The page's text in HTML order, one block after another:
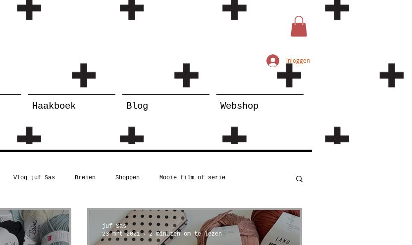
Inloggen
Haakboek Blog Webshop
Vlog juf Sas Breien Shoppen Mooie film of serie
Boekentip Inspiratie Humor Kunst Onderwijs
juf Sas
23 mrt 2021
2 minuten om te lezen